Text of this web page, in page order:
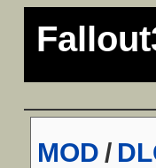
MOD /